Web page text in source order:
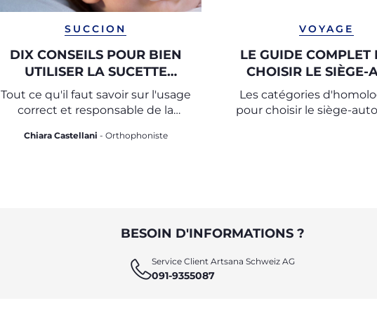
SUCCION
DIX CONSEILS POUR BIEN
UTILISER LA SUCETTE
(TÉTINE)
Tout ce qu'il faut savoir sur l'usage
correct et responsable de la
Chiara Castellani - Orthophoniste
VOYAGE
LE GUIDE COMPLET
CHOISIR LE SIÈGE-
ADAPTÉ
Les catégories
pour choisir le siège-
BESOIN D'INFORMATIONS ?
Service Client Artsana Schweiz AG
091-9355087